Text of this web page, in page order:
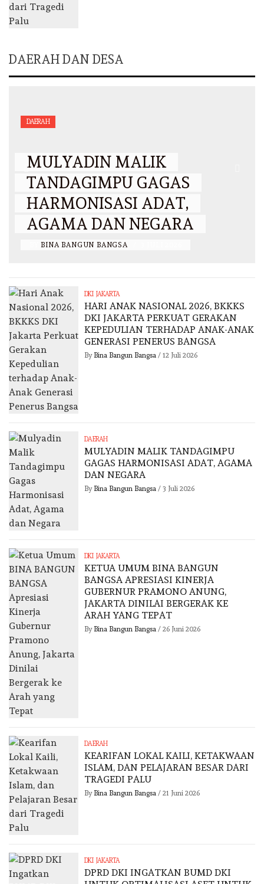
DAERAH DAN DESA
DAERAH
MULYADIN MALIK
TANDAGIMPU GAGAS
HARMONISASI ADAT,
AGAMA DAN NEGARA
BINA BANGUN BANGSA
DKI JAKARTA
HARI ANAK NASIONAL 2026, BKKKS
DKI JAKARTA PERKUAT GERAKAN
KEPEDULIAN TERHADAP ANAK-ANAK
GENERASI PENERUS BANGSA
By Bina Bangun Bangsa / 12 Juli 2026
DAERAH
MULYADIN MALIK TANDAGIMPU
GAGAS HARMONISASI ADAT, AGAMA
DAN NEGARA
By Bina Bangun Bangsa / 3 Juli 2026
DKI JAKARTA
KETUA UMUM BINA BANGUN
BANGSA APRESIASI KINERJA
GUBERNUR PRAMONO ANUNG,
JAKARTA DINILAI BERGERAK KE
ARAH YANG TEPAT
By Bina Bangun Bangsa / 26 Juni 2026
DAERAH
KEARIFAN LOKAL KAILI, KETAKWAAN
ISLAM, DAN PELAJARAN BESAR DARI
TRAGEDI PALU
By Bina Bangun Bangsa / 21 Juni 2026
DKI JAKARTA
DPRD DKI INGATKAN BUMD DKI